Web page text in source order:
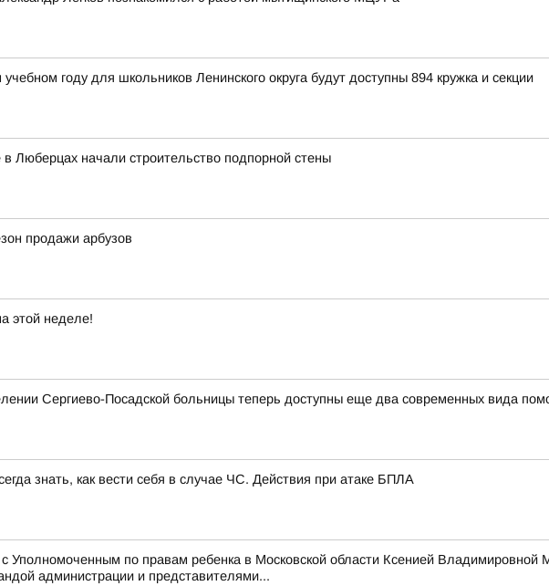
году для школьников Ленинского округа будут доступны 894 кружка и секции
Люберцах начали строительство подпорной стены
продажи арбузов
этой неделе!
Сергиево-Посадской больницы теперь доступны еще два современных вида
знать, как вести себя в случае ЧС. Действия при атаке БПЛА
Уполномоченным по правам ребенка в Московской области Ксенией
администрации и представителями...